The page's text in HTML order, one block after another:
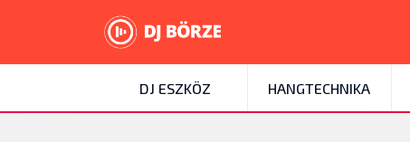
DJ ESZKÖZ HANGTECHNIKA